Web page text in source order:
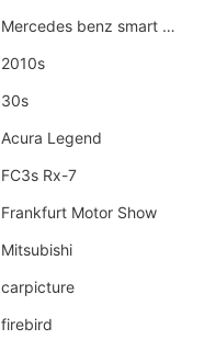
Mercedes benz smart car
2010s
30s
Acura Legend
FC3s Rx-7
Frankfurt Motor Show
Mitsubishi
carpicture
firebird